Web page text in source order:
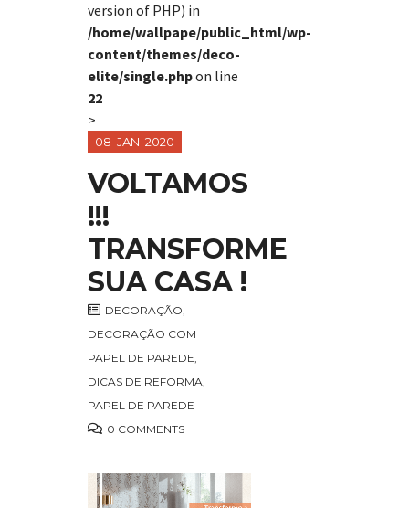
version of PHP) in
/home/wallpape/public_html/wp-
content/themes/deco-
elite/single.phpon line
22
>
08 JAN 2020
VOLTAMOS
!!!
TRANSFORME
SUA CASA !
DECORAÇÃO,
DECORAÇÃO COM
PAPEL DE PAREDE,
DICAS DE REFORMA,
PAPEL DE PAREDE
0 COMMENTS